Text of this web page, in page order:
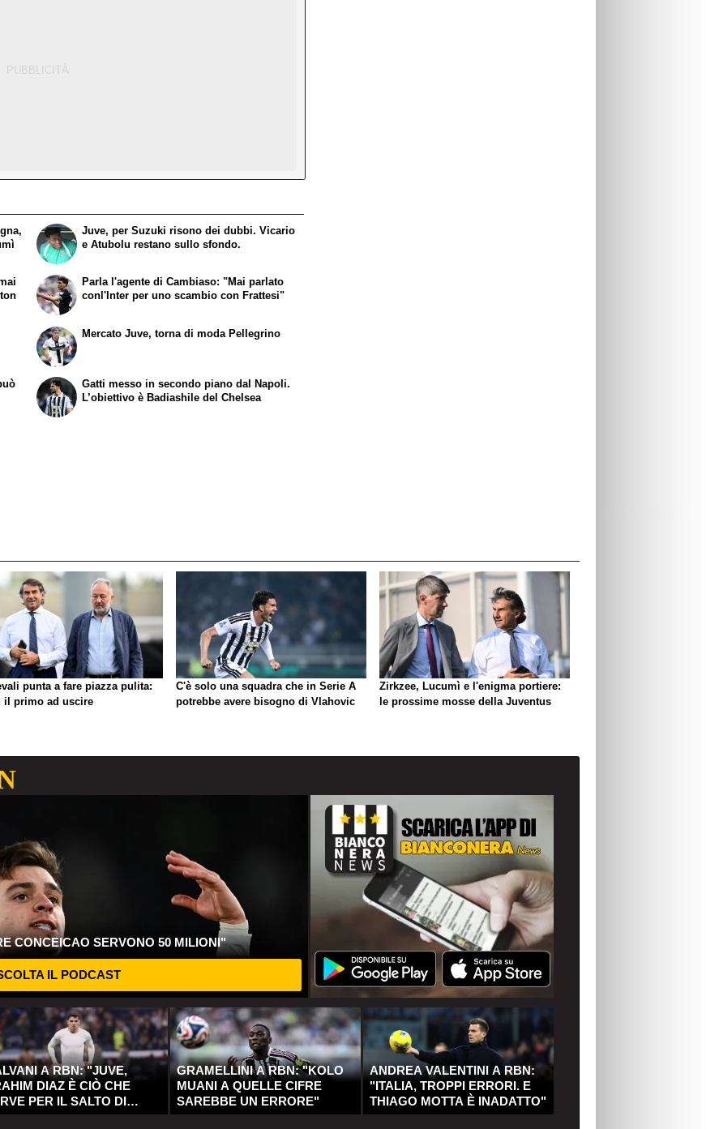
Juve, per Suzuki risono dei dubbi. Vicario
e Atubolu restano sullo sfondo.
Parla l'agente di Cambiaso: "Mai parlato
conl'Inter per uno scambio con Frattesi"
Mercato Juve, torna di moda Pellegrino
Gatti messo in secondo piano dal Napoli.
L’obiettivo è Badiashile del Chelsea
punta a fare piazza pulita:
il primo ad uscire
C'è solo una squadra che in Serie A
potrebbe avere bisogno di Vlahovic
Zirkzee, Lucumì e l'enigma portiere:
le prossime mosse della Juventus
CONCEICAO SERVONO 50 MILIONI"
IL PODCAST
A RBN: "JUVE,
DIAZ È CIÒ CHE
PER IL SALTO DI
GRAMELLINI A RBN: "KOLO
MUANI A QUELLE CIFRE
SAREBBE UN ERRORE"
ANDREA VALENTINI A RBN:
"ITALIA, TROPPI ERRORI. E
THIAGO MOTTA È INADATTO"